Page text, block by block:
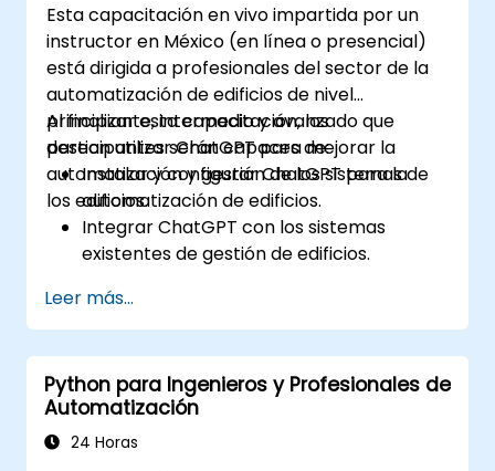
Esta capacitación en vivo impartida por un
instructor en México (en línea o presencial)
está dirigida a profesionales del sector de la
automatización de edificios de nivel
principiante, intermedio y avanzado que
desean utilizar ChatGPT para mejorar la
automatización y gestión de los sistemas de
los edificios.
Al finalizar esta capacitación, los
participantes serán capaces de:
Instalar y configurar ChatGPT para la
automatización de edificios.
Integrar ChatGPT con los sistemas
existentes de gestión de edificios.
los sistemas HVAC y los sistemas de
seguridad contra incendios utilizando
ChatGPT.
Desarrollar e implementar scripts de
automatización personalizados.
Monitorear y gestionar los sistemas del
Leer más...
Python para Ingenieros y Profesionales de
Automatización
24 Horas